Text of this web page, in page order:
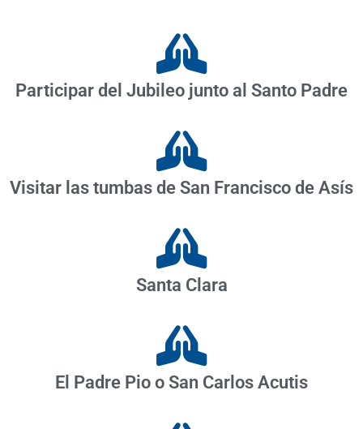
Participar del Jubileo junto al Santo Padre
Visitar las tumbas de San Francisco de Asís
Santa Clara
El Padre Pio o San Carlos Acutis